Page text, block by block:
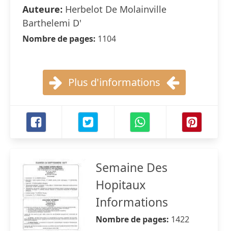
Auteure: Herbelot De Molainville
Barthelemi D'
Nombre de pages: 1104
Plus d'informations
Semaine Des
Hopitaux
Informations
Nombre de pages: 1422